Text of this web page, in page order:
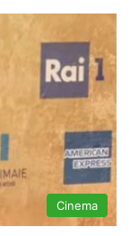
Cinema